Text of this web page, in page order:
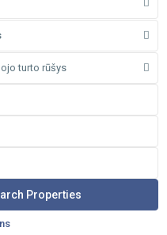
turto rūšys